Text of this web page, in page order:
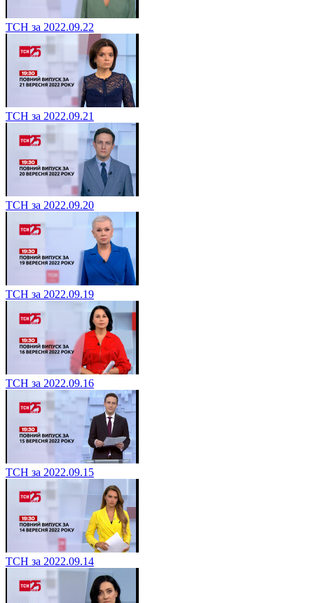
ТСН за 2022.09.22
ТСН за 2022.09.21
ТСН за 2022.09.20
ТСН за 2022.09.19
ТСН за 2022.09.16
ТСН за 2022.09.15
ТСН за 2022.09.14